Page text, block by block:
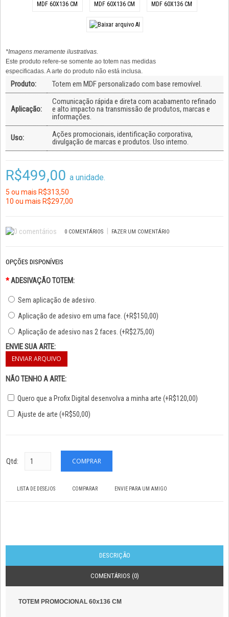
*Imagens meramente ilustrativas.
Este produto refere-se somente ao totem nas medidas
especificadas. A arte do produto não está inclusa.
Produto: Totem em MDF personalizado com base removível.
Aplicação:
Comunicação rápida e direta com acabamento refinado
e alto impacto na transmissão de produtos, marcas e
informações.
Uso:
Ações promocionais, identificação corporativa,
divulgação de marcas e produtos. Uso interno.
R$499,00 a unidade.
5 ou mais R$313,50
10 ou mais R$297,00
0 COMENTÁRIOS | FAZER UM COMENTÁRIO
OPÇÕES DISPONÍVEIS
*ADESIVAÇÃO TOTEM:
Sem aplicação de adesivo.
Aplicação de adesivo em uma face. (+R$150,00)
Aplicação de adesivo nas 2 faces. (+R$275,00)
ENVIE SUA ARTE:
NÃO TENHO A ARTE:
Quero que a Profix Digital desenvolva a minha arte (+R$120,00)
Ajuste de arte (+R$50,00)
Qtd:
LISTA DE DESEJOS COMPARAR ENVIE PARA UM AMIGO
DESCRIÇÃO
COMENTÁRIOS (0)
TOTEM PROMOCIONAL 60x136 CM